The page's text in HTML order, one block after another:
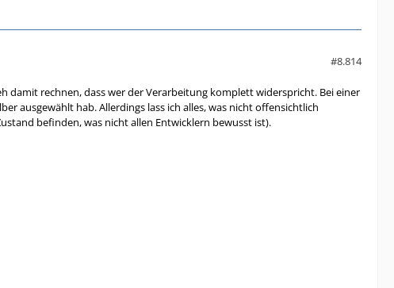
#8.814
damit rechnen, dass wer der Verarbeitung komplett widerspricht. Bei einer
ausgewählt hab. Allerdings lass ich alles, was nicht offensichtlich
befinden, was nicht allen Entwicklern bewusst ist).